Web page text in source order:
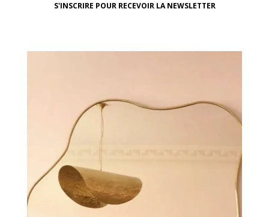
S'INSCRIRE POUR RECEVOIR LA NEWSLETTER